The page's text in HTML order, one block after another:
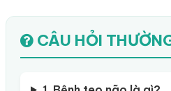
CÂU HỎI